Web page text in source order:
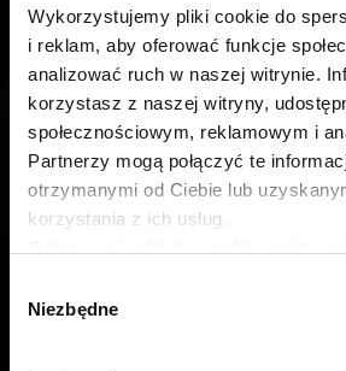
Wykorzystujemy pliki cookie do
i reklam, aby oferować funkcje
analizować ruch w naszej witrynie.
korzystasz z naszej witryny,
społecznościowym, reklamowym i
Partnerzy mogą połączyć te
otrzymanymi od Ciebie lub
korzystania z ich usług.
oferowanych na naszej stronie, w
zgody
Niezbędne
Tonauka,która
życie i
Warto przeczytać